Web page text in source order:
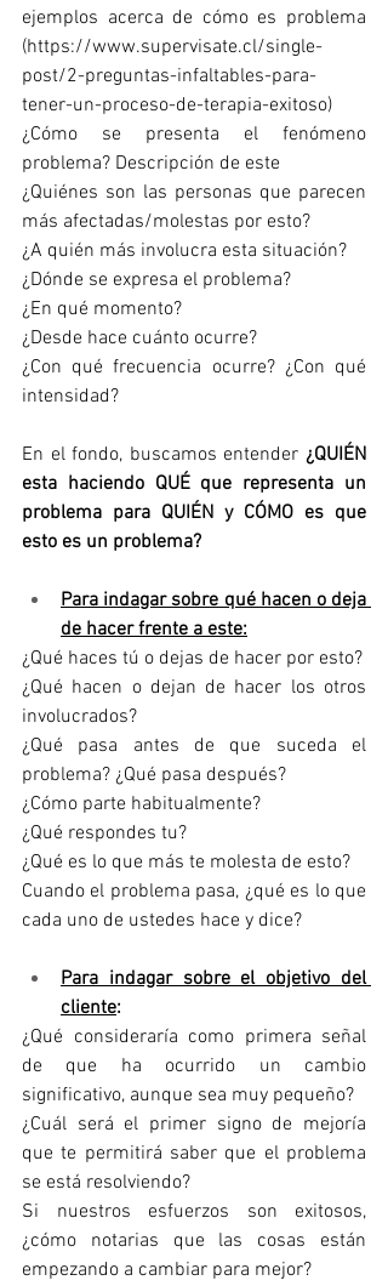
ejemplos acerca de cómo es problema
(https://www.supervisate.cl/single-
post/2-preguntas-infaltables-para-
tener-un-proceso-de-terapia-exitoso)
¿Cómo se presenta el fenómeno
problema? Descripción de este
¿Quiénes son las personas que parecen
más afectadas/molestas por esto?
¿A quién más involucra esta situación?
¿Dónde se expresa el problema?
¿En qué momento?
¿Desde hace cuánto ocurre?
¿Con qué frecuencia ocurre? ¿Con qué
intensidad?
En el fondo, buscamos entender ¿QUIÉN
esta haciendo QUÉ que representa un
problema para QUIÉN y CÓMO es que
esto es un problema?
Para indagar sobre qué hacen o deja
de hacer frente a este:
¿Qué haces tú o dejas de hacer por esto?
¿Qué hacen o dejan de hacer los otros
involucrados?
¿Qué pasa antes de que suceda el
problema? ¿Qué pasa después?
¿Cómo parte habitualmente?
¿Qué respondes tu?
¿Qué es lo que más te molesta de esto?
Cuando el problema pasa, ¿qué es lo que
cada uno de ustedes hace y dice?
Para indagar sobre el objetivo del
cliente:
¿Qué consideraría como primera señal
de que ha ocurrido un cambio
significativo, aunque sea muy pequeño?
¿Cuál será el primer signo de mejoría
que te permitirá saber que el problema
se está resolviendo?
Si nuestros esfuerzos son exitosos,
¿cómo notarias que las cosas están
empezando a cambiar para mejor?